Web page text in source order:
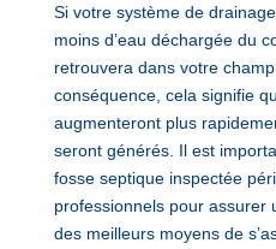
Si votre système de
moins d’eau déchargée du
retrouvera dans votre
conséquence, cela signifie
augmenteront plus
seront générés. Il est
fosse septique inspectée
professionnels pour assurer
des meilleurs moyens de